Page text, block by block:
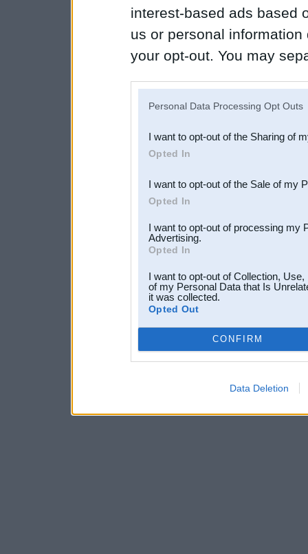
interest-based ads based
us or personal
your opt-out. You may
Downstream Participants
third parties.
Personal Data Processing Opt Outs
I want to opt-out of the Sharing of
Opted In
I want to opt-out of the Sale of my
Opted In
I want to opt-out of processing my
Advertising.
Opted In
I want to opt-out of Collection,
of my Personal Data that Is
it was collected.
Opted Out
CONFIRM
Data Deletion